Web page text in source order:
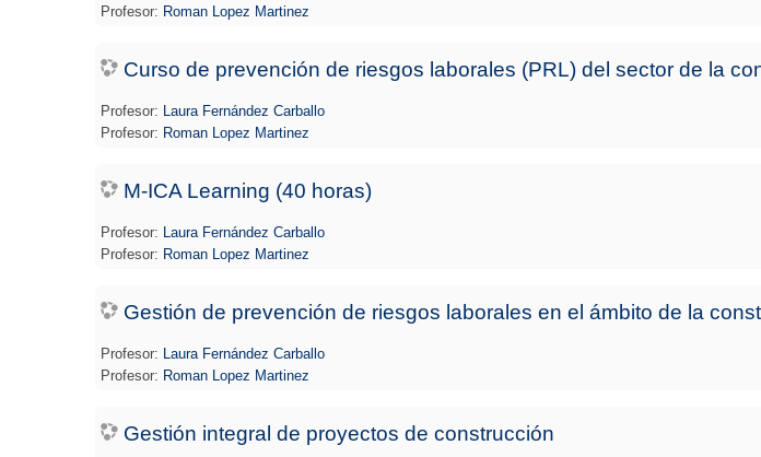
Profesor: Roman Lopez Martinez
Curso de prevención de riesgos laborales (PRL) del sector de la
Profesor:
Laura Fernández Carballo
Profesor: Roman Lopez Martinez
M-ICA Learning (40 horas)
Profesor:
Laura Fernández Carballo
Profesor: Roman Lopez Martinez
Gestión de prevención de riesgos laborales en el ámbito de la
Profesor:
Laura Fernández Carballo
Profesor: Roman Lopez Martinez
Gestión integral de proyectos de construcción